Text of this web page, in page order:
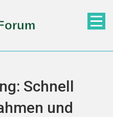
Schnell
und